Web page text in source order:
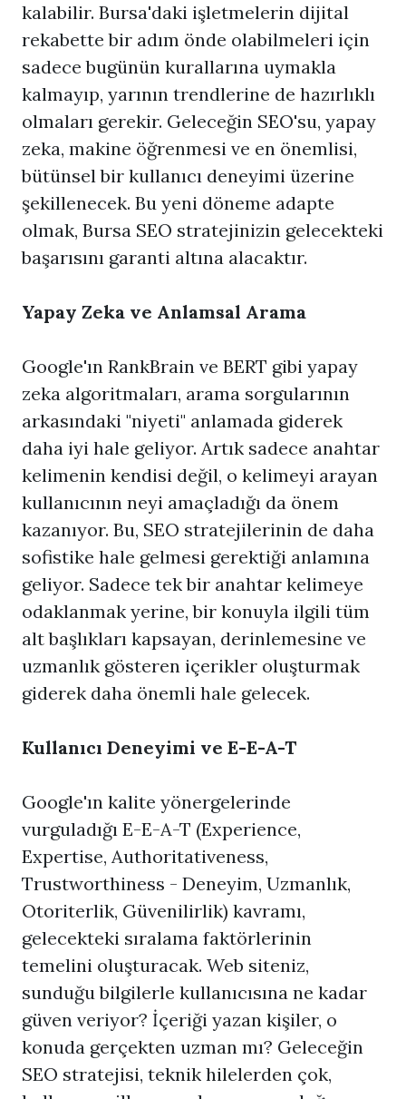
kalabilir. Bursa'daki işletmelerin dijital
rekabette bir adım önde olabilmeleri için
sadece bugünün kurallarına uymakla
kalmayıp, yarının trendlerine de hazırlıklı
olmaları gerekir. Geleceğin SEO'su, yapay
zeka, makine öğrenmesi ve en önemlisi,
bütünsel bir kullanıcı deneyimi üzerine
şekillenecek. Bu yeni döneme adapte
olmak, Bursa SEO stratejinizin gelecekteki
başarısını garanti altına alacaktır.
Yapay Zeka ve Anlamsal Arama
Google'ın RankBrain ve BERT gibi yapay
zeka algoritmaları, arama sorgularının
arkasındaki "niyeti" anlamada giderek
daha iyi hale geliyor. Artık sadece anahtar
kelimenin kendisi değil, o kelimeyi arayan
kullanıcının neyi amaçladığı da önem
kazanıyor. Bu, SEO stratejilerinin de daha
sofistike hale gelmesi gerektiği anlamına
geliyor. Sadece tek bir anahtar kelimeye
odaklanmak yerine, bir konuyla ilgili tüm
alt başlıkları kapsayan, derinlemesine ve
uzmanlık gösteren içerikler oluşturmak
giderek daha önemli hale gelecek.
Kullanıcı Deneyimi ve E-E-A-T
Google'ın kalite yönergelerinde
vurguladığı E-E-A-T (Experience,
Expertise, Authoritativeness,
Trustworthiness - Deneyim, Uzmanlık,
Otoriterlik, Güvenilirlik) kavramı,
gelecekteki sıralama faktörlerinin
temelini oluşturacak. Web siteniz,
sunduğu bilgilerle kullanıcısına ne kadar
güven veriyor? İçeriği yazan kişiler, o
konuda gerçekten uzman mı? Geleceğin
SEO stratejisi, teknik hilelerden çok,